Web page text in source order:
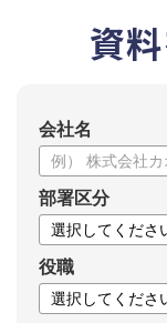
資
会社名
部署区分
役職